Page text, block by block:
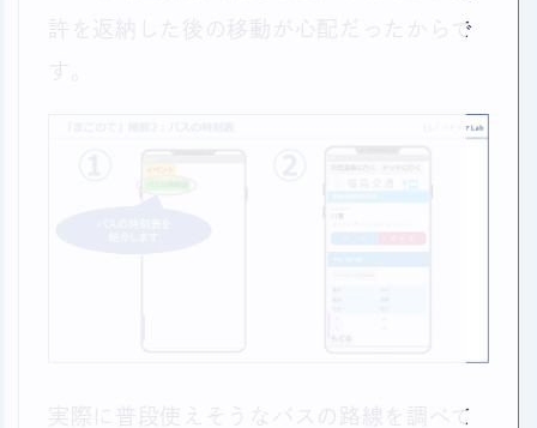
許を返納した後の移動が心配だったからで
実際に普段使えそうなバスの路線を調べて